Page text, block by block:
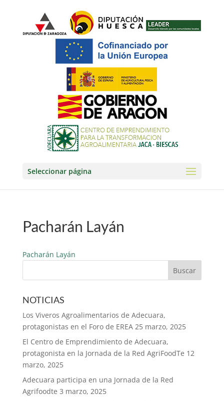
Seleccionar página
Pacharán Layán
Pacharán Layán
NOTICIAS
Los Viveros Agroalimentarios de Adecuara,
protagonistas en el Foro de EREA 25 marzo, 2025
El Centro de Emprendimiento de Adecuara,
protagonista en la Jornada de la Red AgriFoodTe 12
marzo, 2025
Adecuara participa en una Jornada de la Red
Agrifoodte 3 marzo, 2025